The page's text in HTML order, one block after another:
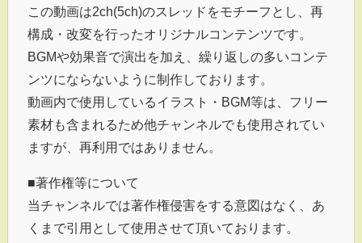
この動画は2ch(5ch)のスレッドをモチーフとし、再
構成・改変を行ったオリジナルコンテンツです。
BGMや効果音で演出を加え、繰り返しの多いコンテ
ンツにならないように制作しております。
動画内で使用しているイラスト・BGM等は、フリー
素材も含まれるため他チャンネルでも使用されてい
ますが、再利用ではありません。
■著作権等について
当チャンネルでは著作権侵害をする意図はなく、あ
くまで引用として使用させて頂いております。